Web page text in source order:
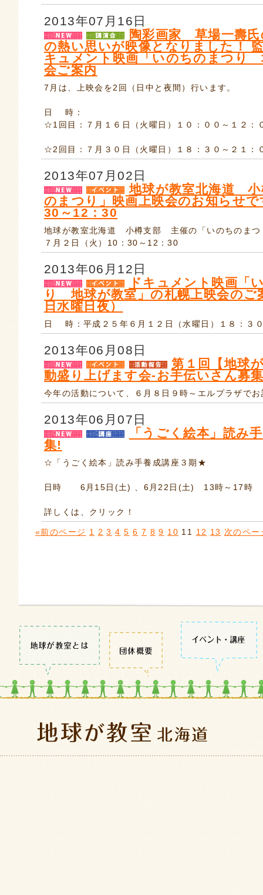
2013年07月16日
陶彩画家 草場一壽
の熱い思いが映像となりました！
キュメント映画「いのちのまつり
会ご案内
7月は、上映会を2回（日中と夜間）行います。
日 時：
☆1回目：７月１６日（火曜日）１０：００～１２：
☆2回目：７月３０日（火曜日）１８：３０～２１：
2013年07月02日
地球が教室北海道
のまつり」映画上映会のお知らせ
30～12：30
地球が教室北海道 小樽支部 主催の「いのちのまつ
７月２日（火）10：30～12：30
2013年06月12日
ドキュメント映画「
り 地球が教室」の札幌上映会のご
日水曜日夜）
日 時：平成２５年６月１２日（水曜日）１８：３
2013年06月08日
第１回【地球
動盛り上げます会-お手伝いさん募
今年の活動について、６月８日９時～エルプラザで
2013年06月07日
「うごく絵本」読み
集!
☆「うごく絵本」読み手養成講座３期★
日時 6月15日(土) 、6月22日(土) 13時～17時
詳しくは、クリック！
«前のページ 1 2 3 4 5 6 7 8 9 10 11 12 13 次のペー